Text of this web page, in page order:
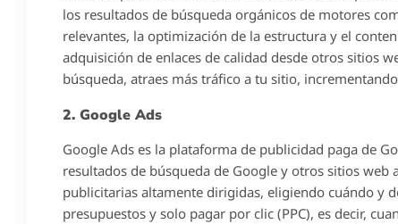
los resultados de búsqueda orgánicos de motores
relevantes, la optimización de la estructura y el
adquisición de enlaces de calidad desde otros sitios
búsqueda, atraes más tráfico a tu sitio,
2. Google Ads
Google Ads es la plataforma de publicidad paga de
resultados de búsqueda de Google y otros sitios web
publicitarias altamente dirigidas, eligiendo cuándo y
presupuestos y solo pagar por clic (PPC), es decir,